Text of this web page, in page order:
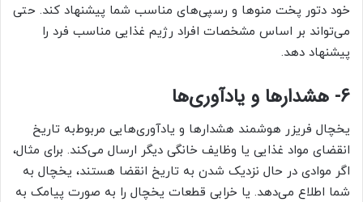
خود دتور پخت منوها و رسپی‌های مناسب شما پیشنهاد کند. حتی
می‌تواند بر اساس مشخصات افراد رژیم غذایی مناسب فرد را
پیشنهاد دهد.
6- هشدارها و یادآوری‌ها
یخچال فریزر هوشمند هشدارها و یادآوری‌هایی مربوط‌به تاریخ
انقضای مواد غذایی یا وظایف خانگی دیگر ارسال می‌کند. برای مثال،
اگر موادی در حال نزدیک شدن به تاریخ انقضا هستند، یخچال به
شما اطلاع می‌دهد. یا خرابی قطعات یخچال را به صورت پیامک به